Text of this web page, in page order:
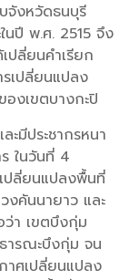
จังหวัดธนบุรี
นปี พ.ศ. 2515 จึง
ปลี่ยนคำเรียก
เปลี่ยนแปลง
งเขตบางกะปิ
ะมีประชากรหนา
ในวันที่ 4
ปลี่ยนแปลงพื้นที่
งคันนายาว และ
ว่า เขตบึงกุ่ม
ารณะบึงกุ่ม จน
าศเปลี่ยนแปลง